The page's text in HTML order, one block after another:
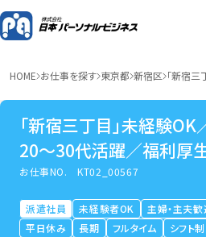
HOME お仕事を探す 東京都 新宿区 「新宿
「新宿三丁目」未経験
20～30代活躍／福利厚
スタッフ
お仕事NO.KT02_00567
派遣社員 未経験者OK 主婦・主夫歓
平日休み
長期 フルタイム シフト制